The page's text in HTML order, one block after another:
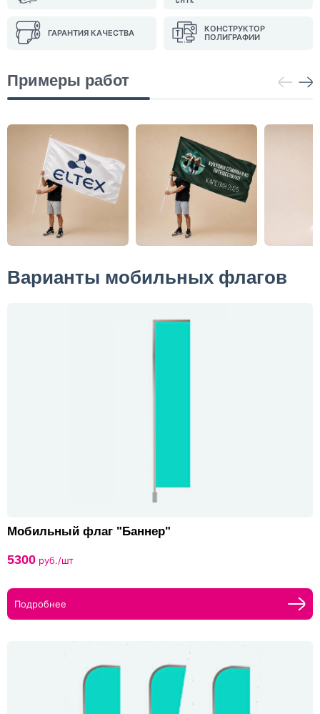
ГАРАНТИЯ КАЧЕСТВА
КОНСТРУКТОР
ПОЛИГРАФИИ
Примеры работ
Варианты мобильных флагов
Мобильный флаг "Баннер"
5300 руб./шт
Подробнее